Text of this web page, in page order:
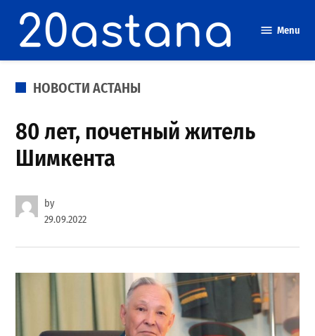
content
Menu
POSTED
НОВОСТИ АСТАНЫ
80 лет, почетный житель
Шимкента
by
29.09.2022